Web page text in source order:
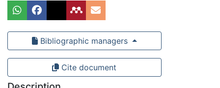
Bibliographic managers
Cite document